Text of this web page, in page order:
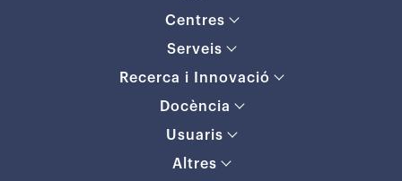
Centres
Serveis
Recerca i Innovació
Docència
Usuaris
Altres